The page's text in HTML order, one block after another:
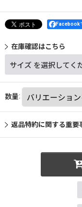
Facebook
在庫確認はこちら
サイズ を選択してく
数量:
返品特約に関する重要